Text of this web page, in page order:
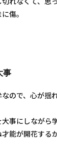
傷。
事
ので、心が揺
事にしながら
能が開花する